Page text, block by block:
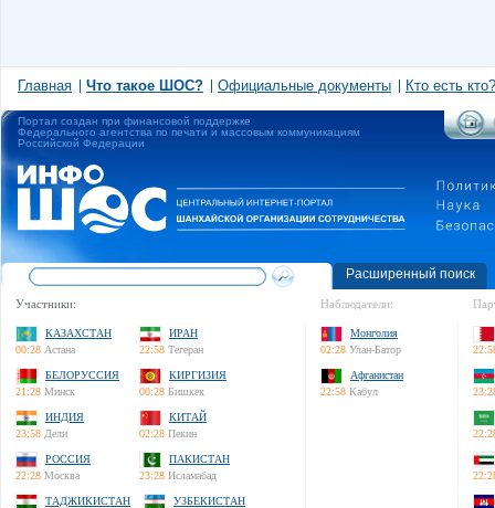
Главная Что такое ШОС? Официальные документы Кто есть кто?
Портал создан при финансовой поддержке
Федерального агентства по печати и массовым коммуникациям
Российской Федерации
Расширенный поиск
Участники:
КАЗАХСТАН
00:28 Астана
ИРАН
22:58 Тегеран
БЕЛОРУССИЯ
21:28 Минск
КИРГИЗИЯ
00:28 Бишкек
ИНДИЯ
23:58 Дели
КИТАЙ
02:28 Пекин
РОССИЯ
22:28 Москва
ПАКИСТАН
23:28 Исламабад
ТАДЖИКИСТАН
УЗБЕКИСТАН
Наблюдатели:
Монголия
02:28 Улан-Батор
Афганистан
22:58 Кабул